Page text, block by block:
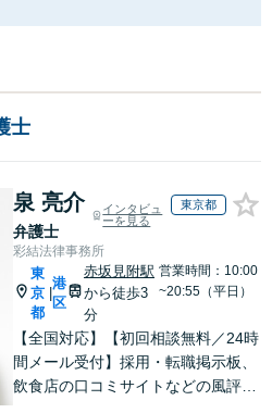
士
泉 亮介
弁護士
インタビュ
ーを見る
東京都
彩結法律事務所
東
京
都
港
区
赤坂見附駅
から徒歩3
分
営業時間：10:00
~20:55（平日）
【全国対応】【初回相談無料／24時
間メール受付】採用・転職掲示板、
飲食店の口コミサイトなどの風評被